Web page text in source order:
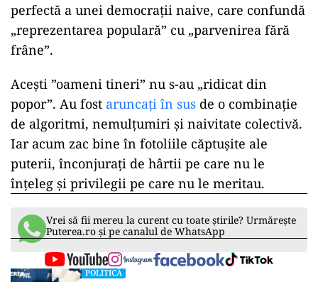
perfectă a unei democrații naive, care confundă
„reprezentarea populară” cu „parvenirea fără
frâne”.
Acești ”oameni tineri” nu s-au „ridicat din
popor”. Au fost aruncați în sus de o combinație
de algoritmi, nemulțumiri și naivitate colectivă.
Iar acum zac bine în fotoliile căptușite ale
puterii, înconjurați de hârtii pe care nu le
înțeleg și privilegii pe care nu le meritau.
Vrei să fii mereu la curent cu toate știrile? Urmărește
Puterea.ro și pe canalul de WhatsApp
POLITICĂ